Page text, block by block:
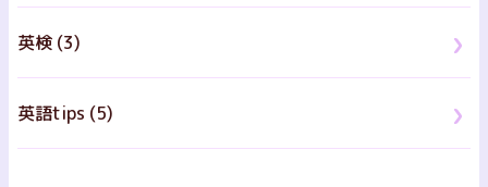
英検 (3)
英語tips (5)